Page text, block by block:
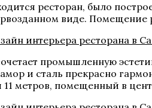
ресторан, было
виде. Помещение
промышленную
и сталь прекрасно
метров, помещенный в